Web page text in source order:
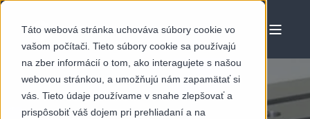
Táto webová stránka uchováva súbory cookie vo
vašom počítači. Tieto súbory cookie sa používajú
na zber informácií o tom, ako interagujete s našou
webovou stránkou, a umožňujú nám zapamätať si
vás. Tieto údaje používame v snahe zlepšovať a
prispôsobiť váš dojem pri prehliadaní a na